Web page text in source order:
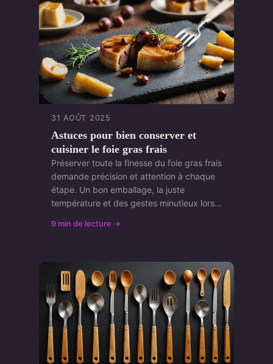
31 AOÛT 2025
Astuces pour bien conserver et
cuisiner le foie gras frais
Préserver toute la finesse du foie gras frais
demande précision et attention à chaque
étape. Un bon emballage, la juste
température et des gestes minutieux lors...
9 min de lecture →